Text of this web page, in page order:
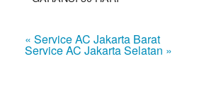
« Service AC Jakarta Barat
Service AC Jakarta Selatan »